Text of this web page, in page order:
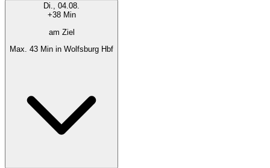
Di., 04.08.
+38 Min
am Ziel
Max. 43 Min in Wolfsburg Hbf